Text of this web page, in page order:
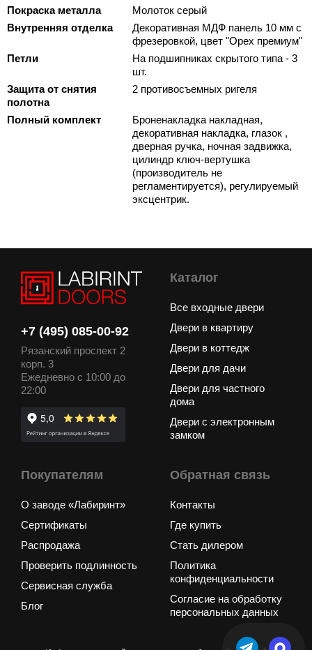
Покраска металла
Молоток серый
Внутренняя отделка
Декоративная МДФ панель 10 мм с
фрезеровкой, цвет "Орех премиум"
Петли
На подшипниках скрытого типа - 3
шт.
Защита от снятия
полотна
2 противосъемных ригеля
Полный комплект
Броненакладка накладная,
декоративная накладка, глазок ,
дверная ручка, ночная задвижка,
цилиндр ключ-вертушка
(производитель не
регламентируется), регулируемый
эксцентрик.
+7 (495) 085-00-92
Рязанский проспект 2
корп. 3
Ежедневно с 10:00 до
22:00
Каталог
Все входные двери
Двери в квартиру
Двери в коттедж
Двери для дачи
Двери для частного
дома
Двери с электронным
замком
Покупателям
О заводе «Лабиринт»
Сертификаты
Распродажа
Проверить подлинность
Сервисная служба
Блог
Обратная связь
Контакты
Где купить
Стать дилером
Политика
конфиденциальности
Согласие на обработку
персональных данных